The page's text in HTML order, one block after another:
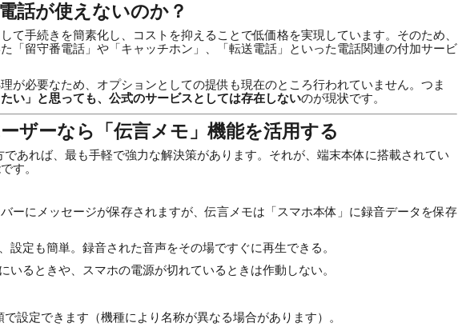
話が使えないのか？
て手続きを簡素化し、コストを抑えることで低価格を実現しています。そのため、
「留守番電話」や「キャッチホン」、「転送電話」といった電話関連の付加サービ
が必要なため、オプションとしての提供も現在のところ行われていません。つま
い」と思っても、公式のサービスとしては存在しないのが現状です。
ザーなら「伝言メモ」機能を活用する
あれば、最も手軽で強力な解決策があります。それが、端末本体に搭載されてい
す。
ーにメッセージが保存されますが、伝言メモは「スマホ本体」に録音データを保存
設定も簡単。録音された音声をその場ですぐに再生できる。
いるときや、スマホの電源が切れているときは作動しない。
設定できます（機種により名称が異なる場合があります）。